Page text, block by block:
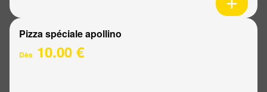
Pizza spéciale apollino
Dès 10.00 €